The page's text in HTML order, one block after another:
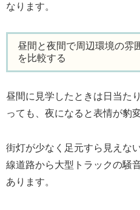
なります。
昼間と夜間で周辺環境の雰
を比較する
昼間に見学したときは日当た
っても、夜になると表情が豹
街灯が少なく足元すら見えな
線道路から大型トラックの騒
あります。